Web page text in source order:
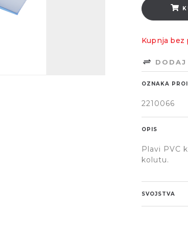
Kupnja bez
OZNAKA
2210066
OPIS
Plavi PVC
kolutu.
SVOJSTVA